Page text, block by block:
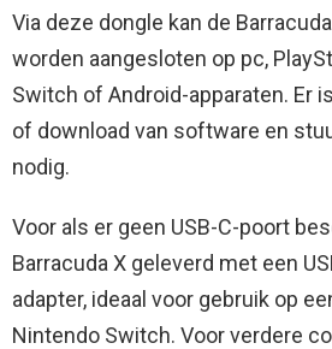
Via deze dongle kan de
worden aangesloten op pc,
Switch of Android-apparaten. Er
of download van software en
nodig.
Voor als er geen USB-C-poort
Barracuda X geleverd met een
adapter, ideaal voor gebruik op
Nintendo Switch. Voor verdere